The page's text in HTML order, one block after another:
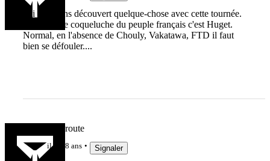
J'ai au moins découvert quelque-chose avec cette tournée.
La nouvelle coqueluche du peuple français c'est Huget.
Normal, en l'absence de Chouly, Vakatawa, FTD il faut
bien se défouler....
Alban Queroute
il y a 8 ans Signaler